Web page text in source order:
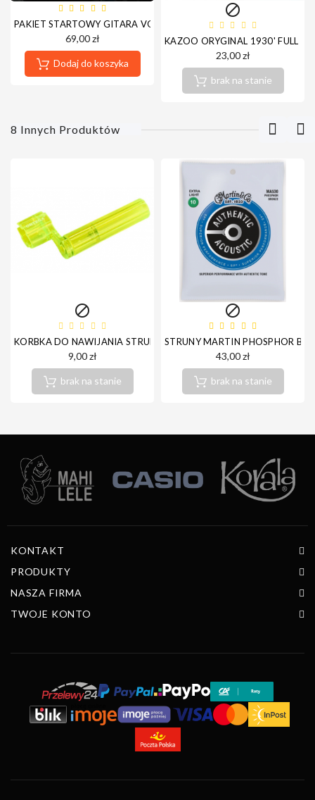
PAKIET STARTOWY GITARA VOD HD - NOWA PLATFORMA -
69,00 zł
Dodaj do koszyka

KAZOO ORYGINAL 1930' FULL
23,00 zł
brak na stanie
8 Innych Produktów

KORBKA DO NAWIJANIA STRUN ORTEGA OSW-DLX-TYE
9,00 zł
brak na stanie

STRUNY MARTIN PHOSPHOR
43,00 zł
brak na stanie
KONTAKT
PRODUKTY
NASZA FIRMA
TWOJE KONTO